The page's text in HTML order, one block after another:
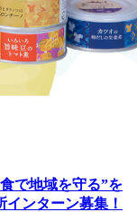
で地域を守る”を
ンターン募集！